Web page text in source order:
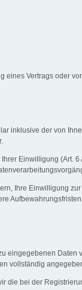
eines Vertrags oder
inklusive der von
Einwilligung (Art.
Ihre Einwilligung
eingegebenen
vollständig
bei der